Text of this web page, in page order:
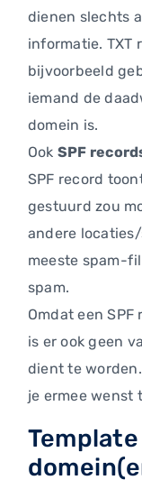
dienen slechts
informatie. TXT
bijvoorbeeld
iemand de
domein is.
Ook SPF
SPF record
gestuurd zou
andere
meeste spam-
spam.
Omdat een
is er ook geen
dient te
je ermee wenst